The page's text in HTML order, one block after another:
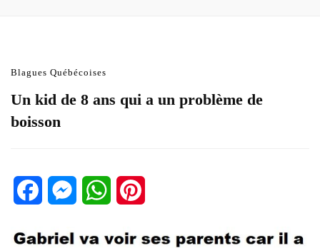
Blagues Québécoises
Un kid de 8 ans qui a un problème de
boisson
FacebookMessengerWhatsApp